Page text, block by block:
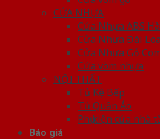
CỬA NHỰA
Cửa Nhựa ABS
Cửa Nhựa Đài
Cửa Nhựa Gỗ
Cửa vòm nhựa
NỘI THẤT
Tủ Kệ Bếp
Tủ Quần Áo
Phụ kiện cửa nhà
Báo giá